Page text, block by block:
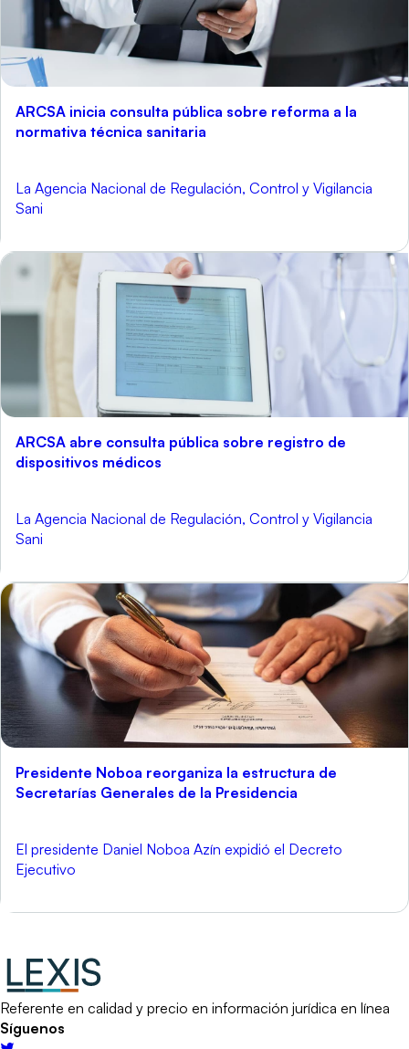
ARCSA inicia consulta pública sobre reforma a la
normativa técnica sanitaria
La Agencia Nacional de Regulación, Control y Vigilancia
Sani
ARCSA abre consulta pública sobre registro de
dispositivos médicos
La Agencia Nacional de Regulación, Control y Vigilancia
Sani
Presidente Noboa reorganiza la estructura de
Secretarías Generales de la Presidencia
El presidente Daniel Noboa Azín expidió el Decreto
Ejecutivo
Referente en calidad y precio en información jurídica en línea
Síguenos